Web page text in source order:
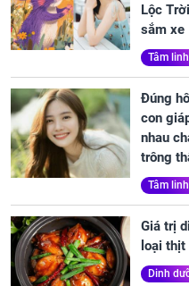
Lộc
sắm xe
Tâm
Đúng
con
nhau
trông
Tâm
Giá trị
loại
Dinh